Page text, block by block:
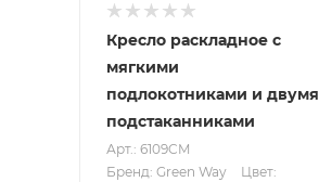
Кресло раскладное с
мягкими
подлокотниками и двумя
подстаканниками
Арт.: 6109CM
Бренд: Green Way
Цвет: